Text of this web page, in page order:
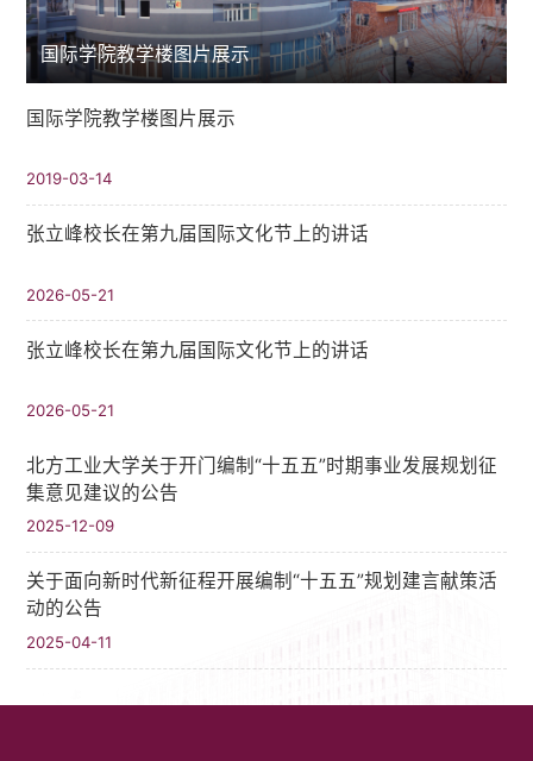
国际学院教学楼图片展示
国际学院教学楼图片展示
2019-03-14
张立峰校长在第九届国际文化节上的讲话
2026-05-21
张立峰校长在第九届国际文化节上的讲话
2026-05-21
北方工业大学关于开门编制“十五五”时期事业发展规划征
集意见建议的公告
2025-12-09
关于面向新时代新征程开展编制“十五五”规划建言献策活
动的公告
2025-04-11